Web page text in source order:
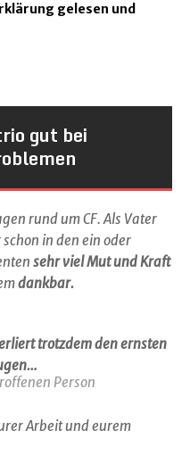
gelesen und
gut bei
rund um CF. Als Vater
in den ein oder
sehr viel Mut und Kraft
dankbar.
trotzdem den ernsten
Person
Arbeit und eurem